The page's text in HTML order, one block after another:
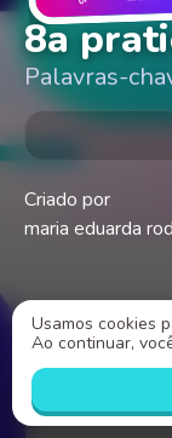
8a
Palavras-
Criado por
maria eduarda
Usamos cookies
Ao continuar,